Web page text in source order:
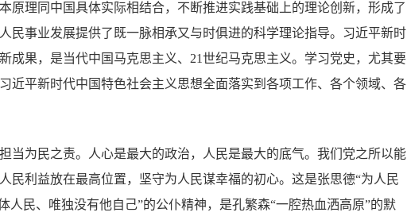
原理同中国具体实际相结合，不断推进实践基础上的理论创新，形成了
民事业发展提供了既一脉相承又与时俱进的科学理论指导。习近平新时
成果，是当代中国马克思主义、21世纪马克思主义。学习党史，尤其要
近平新时代中国特色社会主义思想全面落实到各项工作、各个领域、各
当为民之责。人心是最大的政治，人民是最大的底气。我们党之所以能
民利益放在最高位置，坚守为人民谋幸福的初心。这是张思德“为人民
人民、唯独没有他自己”的公仆精神，是孔繁森“一腔热血洒高原”的默